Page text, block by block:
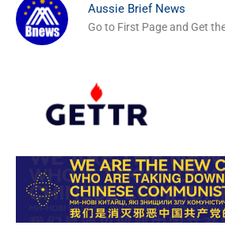
Aussie Brief News
Go to First Page and Get